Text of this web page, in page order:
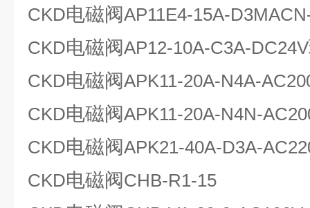
CKD电磁阀AP11E4-15A-
CKD电磁阀AP12-10A-C3A-DC24V
CKD电磁阀APK11-20A-N4A-
CKD电磁阀APK11-20A-N4N-
CKD电磁阀APK21-40A-D3A-
CKD电磁阀CHB-R1-15